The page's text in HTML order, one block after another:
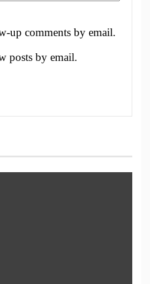
up comments by email.
posts by email.